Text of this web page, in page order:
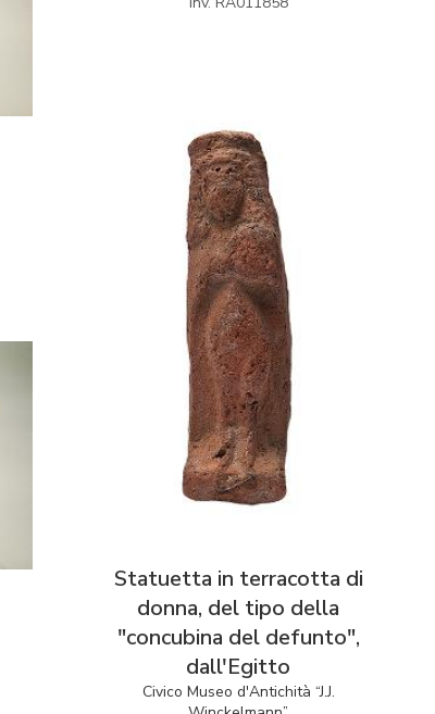
Statuetta in terracotta di
donna, del tipo della
"concubina del defunto",
dall'Egitto
Civico Museo d'Antichità “J.J.